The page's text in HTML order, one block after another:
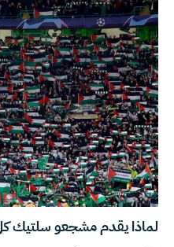
لماذا يقدم مشجعو سلتيك